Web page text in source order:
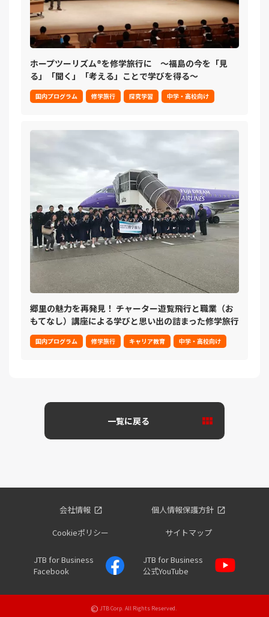
ホープツーリズム®を修学旅行に ～福島の今を「見
る」「聞く」「考える」ことで学びを得る～
国内プログラム 修学旅行 探究学習 中学・高校向け
郷里の魅力を再発見！ チャーター遊覧飛行と職業（お
もてなし）講座による学びと思い出の詰まった修学旅行
国内プログラム 修学旅行 キャリア教育 中学・高校向け
一覧に戻る
会社情報
個人情報保護方針
Cookieポリシー
サイトマップ
JTB for Business
Facebook
JTB for Business
公式YouTube
© JTB Corp. All Rights Reserved.